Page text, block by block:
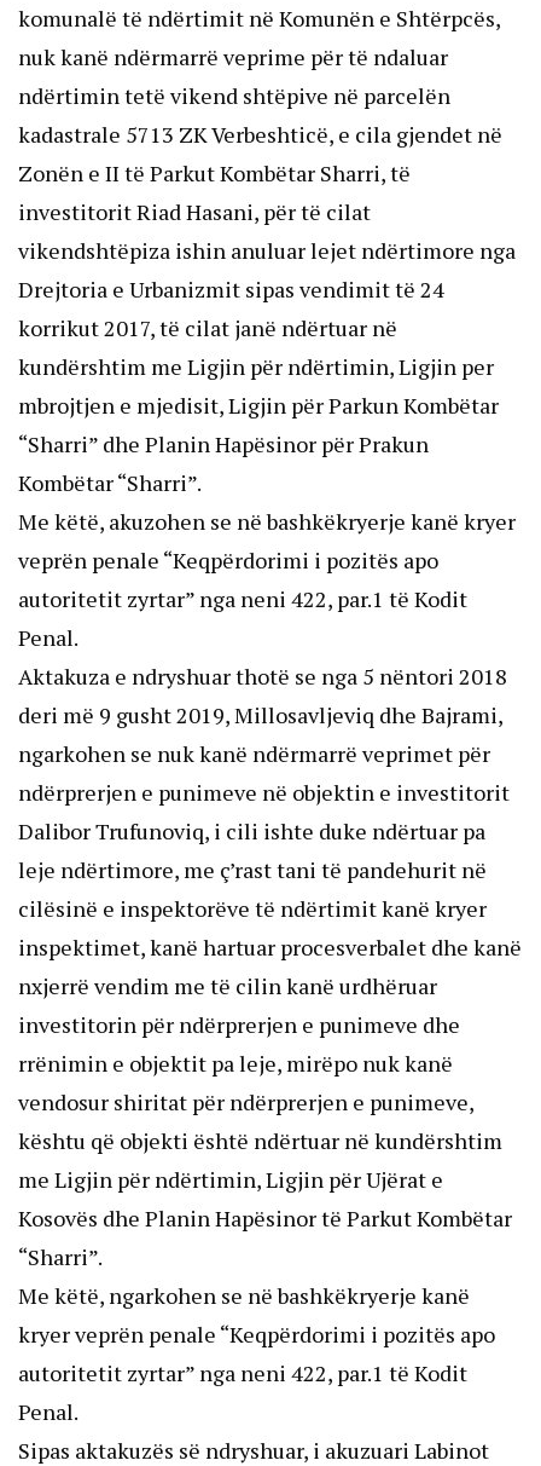
komunalë të ndërtimit në Komunën e Shtërpcës,
nuk kanë ndërmarrë veprime për të ndaluar
ndërtimin tetë vikend shtëpive në parcelën
kadastrale 5713 ZK Verbeshticë, e cila gjendet në
Zonën e II të Parkut Kombëtar Sharri, të
investitorit Riad Hasani, për të cilat
vikendshtëpiza ishin anuluar lejet ndërtimore nga
Drejtoria e Urbanizmit sipas vendimit të 24
korrikut 2017, të cilat janë ndërtuar në
kundërshtim me Ligjin për ndërtimin, Ligjin per
mbrojtjen e mjedisit, Ligjin për Parkun Kombëtar
“Sharri” dhe Planin Hapësinor për Prakun
Kombëtar “Sharri”.
Me këtë, akuzohen se në bashkëkryerje kanë kryer
veprën penale “Keqpërdorimi i pozitës apo
autoritetit zyrtar” nga neni 422, par.1 të Kodit
Penal.
Aktakuza e ndryshuar thotë se nga 5 nëntori 2018
deri më 9 gusht 2019, Millosavljeviq dhe Bajrami,
ngarkohen se nuk kanë ndërmarrë veprimet për
ndërprerjen e punimeve në objektin e investitorit
Dalibor Trufunoviq, i cili ishte duke ndërtuar pa
leje ndërtimore, me ç’rast tani të pandehurit në
cilësinë e inspektorëve të ndërtimit kanë kryer
inspektimet, kanë hartuar procesverbalet dhe kanë
nxjerrë vendim me të cilin kanë urdhëruar
investitorin për ndërprerjen e punimeve dhe
rrënimin e objektit pa leje, mirëpo nuk kanë
vendosur shiritat për ndërprerjen e punimeve,
kështu që objekti është ndërtuar në kundërshtim
me Ligjin për ndërtimin, Ligjin për Ujërat e
Kosovës dhe Planin Hapësinor të Parkut Kombëtar
“Sharri”.
Me këtë, ngarkohen se në bashkëkryerje kanë
kryer veprën penale “Keqpërdorimi i pozitës apo
autoritetit zyrtar” nga neni 422, par.1 të Kodit
Penal.
Sipas aktakuzës së ndryshuar, i akuzuari Labinot